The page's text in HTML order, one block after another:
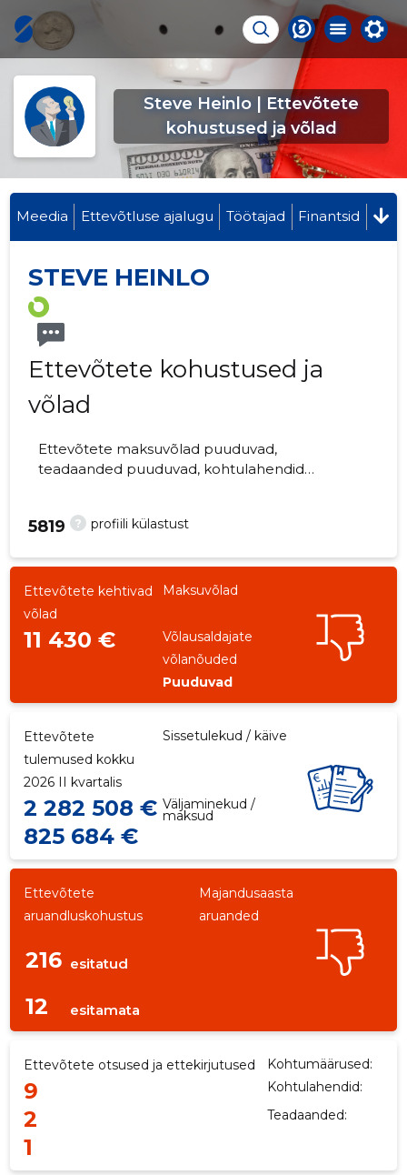
Steve Heinlo | Ettevõtete
kohustused ja võlad
Meedia Ettevõtluse ajalugu Töötajad Finantsid
STEVE HEINLO
Ettevõtete kohustused ja
võlad
Ettevõtete maksuvõlad puuduvad,
teadaanded puuduvad, kohtulahendid
Ettevõtteid jälgib 0 inimest.
? profiili külastust
5819
Ettevõtete kehtivad
võlad
Maksuvõlad
11 430 €
Võlausaldajate
võlanõuded
Puuduvad
Ettevõtete
tulemused kokku
2026 II kvartalis
Sissetulekud / käive
2 282 508 € Väljaminekud /
maksud
825 684 €
Ettevõtete
aruandluskohustus
Majandusaasta
aruanded
216 esitatud
12 esitamata
Ettevõtete otsused ja ettekirjutused Kohtumäärused:
9 Kohtulahendid:
2 Teadaanded:
1